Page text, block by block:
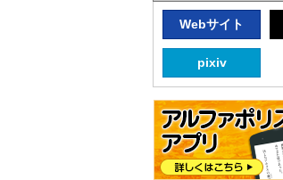
Webサイト
pixiv